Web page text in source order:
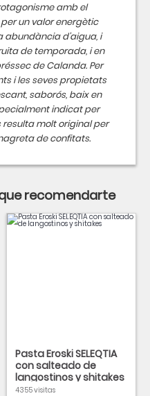
amb el
un valor energètic
abundància d'aigua, i
de temporada, i en
de Calanda. Per
i les seves propietats
saborós, baix en
indicat per
resulta molt original per
de confitats.
recomendarte
Pasta Eroski SELEQTIA
con salteado de
langostinos y shitakes
4355 visitas